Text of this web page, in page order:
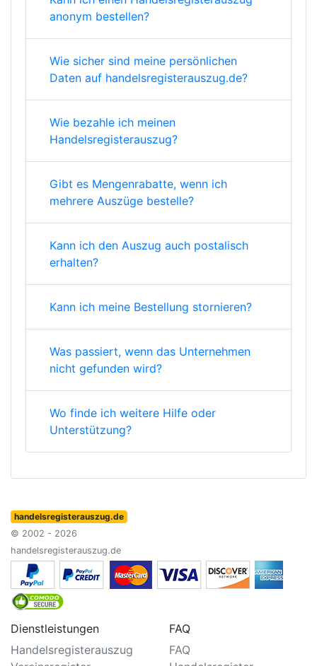
anonym bestellen?
Wie sicher sind meine persönlichen
Daten auf handelsregisterauszug.de?
Wie bezahle ich meinen
Handelsregisterauszug?
Gibt es Mengenrabatte, wenn ich
mehrere Auszüge bestelle?
Kann ich den Auszug auch postalisch
erhalten?
Kann ich meine Bestellung stornieren?
Was passiert, wenn das Unternehmen
nicht gefunden wird?
Wo finde ich weitere Hilfe oder
Unterstützung?
handelsregisterauszug.de
© 2002 - 2026
handelsregisterauszug.de
Dienstleistungen
Handelsregisterauszug
FAQ
FAQ